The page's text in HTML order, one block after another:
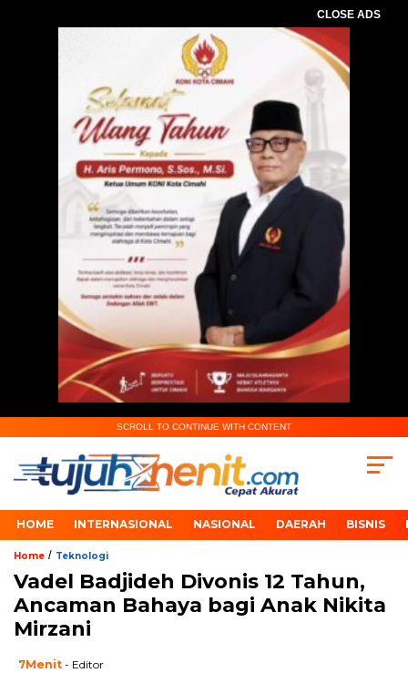
CLOSE ADS
SCROLL TO CONTINUE WITH CONTENT
HOME INTERNASIONAL NASIONAL DAERAH BISNIS
Home / Teknologi
Vadel Badjideh Divonis 12 Tahun,
Ancaman Bahaya bagi Anak Nikita
Mirzani
7Menit - Editor